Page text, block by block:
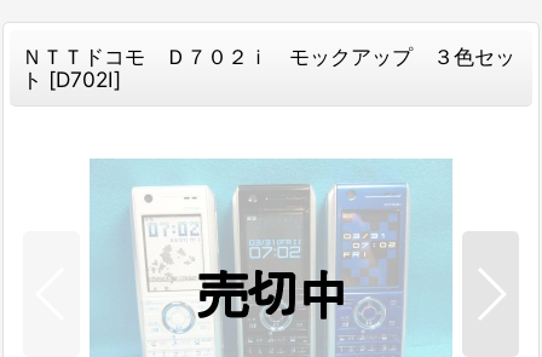
ＮＴＴドコモ Ｄ７０２ｉ モックアップ ３色セッ
ト [D702I]